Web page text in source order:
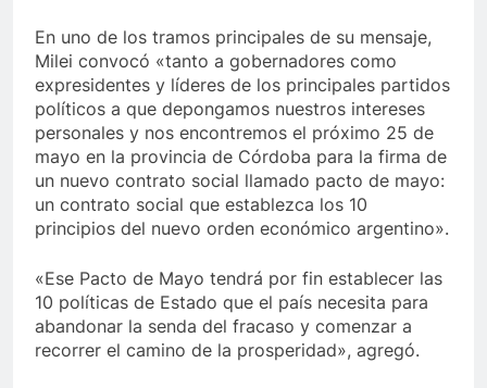
En uno de los tramos principales de su mensaje,
Milei convocó «tanto a gobernadores como
expresidentes y líderes de los principales partidos
políticos a que depongamos nuestros intereses
personales y nos encontremos el próximo 25 de
mayo en la provincia de Córdoba para la firma de
un nuevo contrato social llamado pacto de mayo:
un contrato social que establezca los 10
principios del nuevo orden económico argentino».
«Ese Pacto de Mayo tendrá por fin establecer las
10 políticas de Estado que el país necesita para
abandonar la senda del fracaso y comenzar a
recorrer el camino de la prosperidad», agregó.